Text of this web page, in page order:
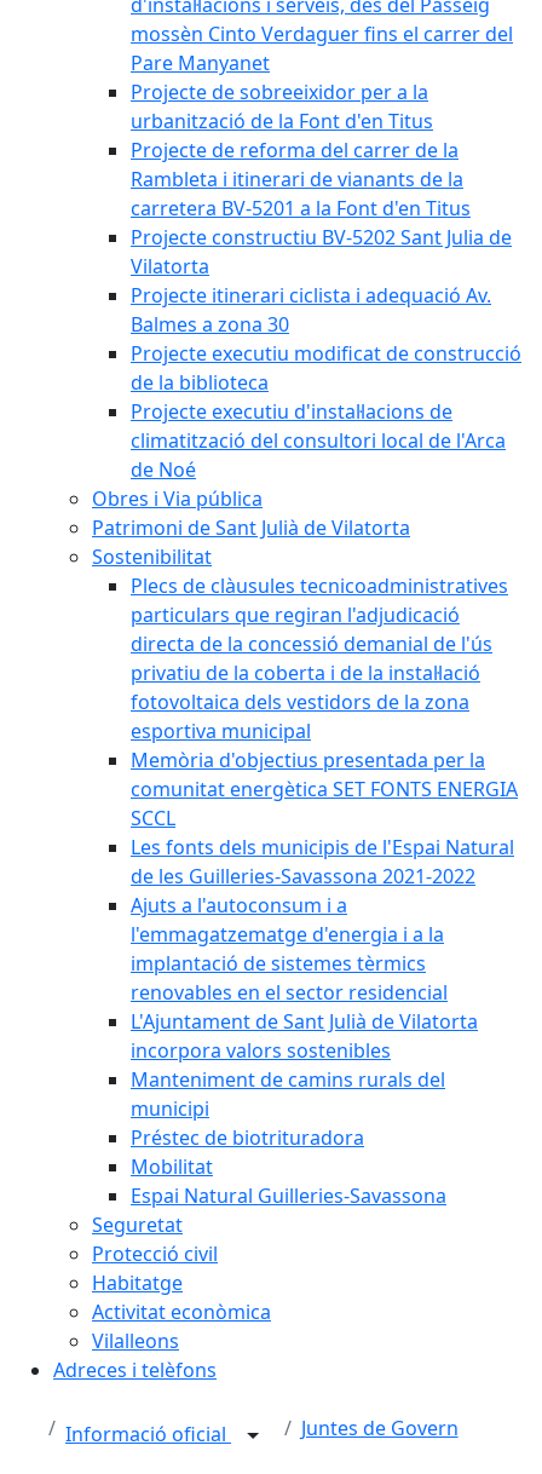
mossèn Cinto Verdaguer fins el carrer del
Pare Manyanet
Projecte de sobreeixidor per a la
urbanització de la Font d'en Titus
Projecte de reforma del carrer de la
Rambleta i itinerari de vianants de la
carretera BV-5201 a la Font d'en Titus
Projecte constructiu BV-5202 Sant Julia de
Vilatorta
Projecte itinerari ciclista i adequació Av.
Balmes a zona 30
Projecte executiu modificat de construcció
de la biblioteca
Projecte executiu d'instal·lacions de
climatització del consultori local de l'Arca
de Noé
Obres i Via pública
Patrimoni de Sant Julià de Vilatorta
Sostenibilitat
Plecs de clàusules tecnicoadministratives
particulars que regiran l'adjudicació
directa de la concessió demanial de l'ús
privatiu de la coberta i de la instal·lació
fotovoltaica dels vestidors de la zona
esportiva municipal
Memòria d'objectius presentada per la
comunitat energètica SET FONTS ENERGIA
SCCL
Les fonts dels municipis de l'Espai Natural
de les Guilleries-Savassona 2021-2022
Ajuts a l'autoconsum i a
l'emmagatzematge d'energia i a la
implantació de sistemes tèrmics
renovables en el sector residencial
L'Ajuntament de Sant Julià de Vilatorta
incorpora valors sostenibles
Manteniment de camins rurals del
municipi
Préstec de biotrituradora
Mobilitat
Espai Natural Guilleries-Savassona
Seguretat
Protecció civil
Habitatge
Activitat econòmica
Vilalleons
Adreces i telèfons
Informació oficial Juntes de Govern